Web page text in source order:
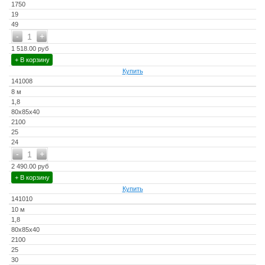
1750
19
49
+
- 1
1 518.00 руб
+ В корзину
Купить
141008
8 м
1,8
80x85x40
2100
25
24
+
- 1
2 490.00 руб
+ В корзину
Купить
141010
10 м
1,8
80x85x40
2100
25
30